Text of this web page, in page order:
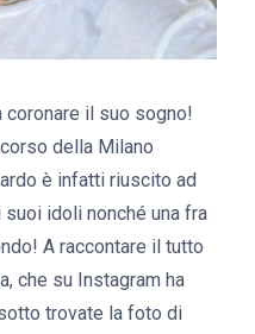
coronare il suo sogno!
della Milano
è infatti riuscito ad
suoi idoli nonché una fra
A raccontare il tutto
che su Instagram ha
trovate la foto di